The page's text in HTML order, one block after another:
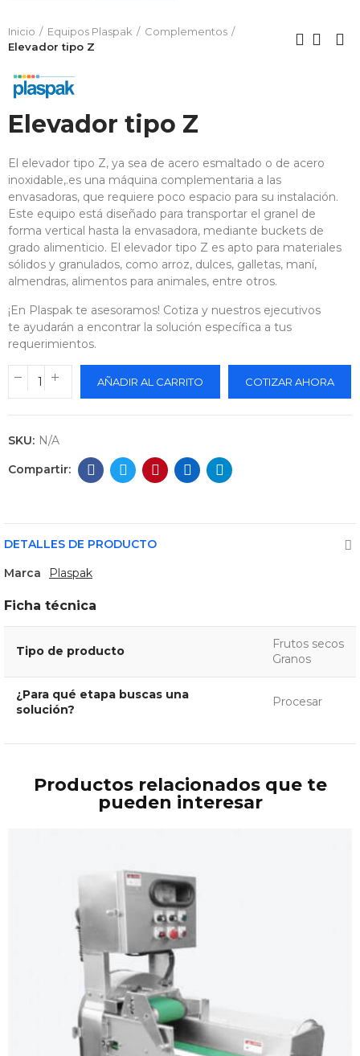
Inicio Equipos Plaspak
Complementos
Elevador tipo Z
Elevador tipo Z
El elevador tipo Z, ya sea de acero esmaltado o de acero
inoxidable,.es una máquina complementaria a las
envasadoras, que requiere poco espacio para su instalación.
Este equipo está diseñado para transportar el granel de
forma vertical hasta la envasadora, mediante buckets de
grado alimenticio. El elevador tipo Z es apto para materiales
sólidos y granulados, como arroz, dulces, galletas, maní,
almendras, alimentos para animales, entre otros.
¡En Plaspak te asesoramos! Cotiza y nuestros ejecutivos
te ayudarán a encontrar la solución específica a tus
requerimientos.
AÑADIR AL CARRITO COTIZAR AHORA
SKU: N/A
DETALLES DE PRODUCTO
Marca
Plaspak
Ficha técnica
Tipo de producto
Frutos secos
Granos
¿Para qué etapa buscas una
solución?
Procesar
Productos relacionados que te
pueden interesar